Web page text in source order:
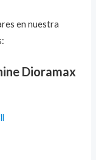
en nuestra
Dioramax